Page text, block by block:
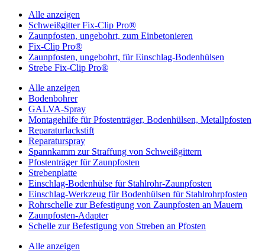
Alle anzeigen
Schweißgitter Fix-Clip Pro®
Zaunpfosten, ungebohrt, zum Einbetonieren
Fix-Clip Pro®
Zaunpfosten, ungebohrt, für Einschlag-Bodenhülsen
Strebe Fix-Clip Pro®
Alle anzeigen
Bodenbohrer
GALVA-Spray
Montagehilfe für Pfostenträger, Bodenhülsen, Metallpfosten
Reparaturlackstift
Reparaturspray
Spannkamm zur Straffung von Schweißgittern
Pfostenträger für Zaunpfosten
Strebenplatte
Einschlag-Bodenhülse für Stahlrohr-Zaunpfosten
Einschlag-Werkzeug für Bodenhülsen für Stahlrohrpfosten
Rohrschelle zur Befestigung von Zaunpfosten an Mauern
Zaunpfosten-Adapter
Schelle zur Befestigung von Streben an Pfosten
Alle anzeigen